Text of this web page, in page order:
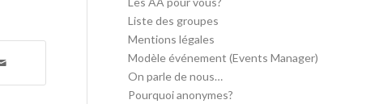
Liste des groupes
Mentions légales
Modèle événement (Events Manager)
On parle de nous…
Pourquoi anonymes?